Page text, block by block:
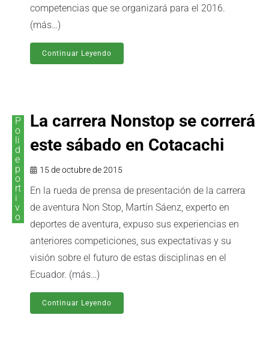
competencias que se organizará para el 2016.
(más…)
Continuar Leyendo
P
o
li
d
e
p
o
rt
i
v
o
La carrera Nonstop se correrá
este sábado en Cotacachi
15 de octubre de 2015
En la rueda de prensa de presentación de la carrera
de aventura Non Stop, Martín Sáenz, experto en
deportes de aventura, expuso sus experiencias en
anteriores competiciones, sus expectativas y su
visión sobre el futuro de estas disciplinas en el
Ecuador. (más…)
Continuar Leyendo